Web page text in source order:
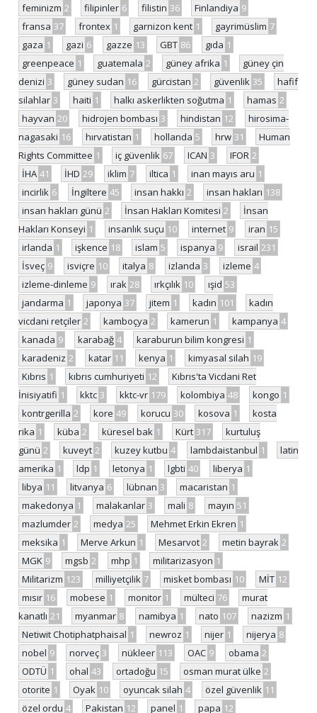
feminizm 2 filipinler 6 filistin 36 Finlandiya 9
fransa 37 frontex 1 garnizon kent 1 gayrimüslim 7
gaza 1 gazi 6 gazze 13 GBT 86 gıda 1
greenpeace 1 guatemala 2 güney afrika 1
güney çin
denizi 3 güney sudan 16 gürcistan 2 güvenlik 35
hafif
silahlar 3 haiti 1 halkı askerlikten soğutma 1 hamas 2
hayvan 20 hidrojen bombası 3 hindistan 12
hirosima-
nagasaki 16 hırvatistan 1 hollanda 5 hrw 31
Human
Rights Committee 1 iç güvenlik 67 ICAN 3 IFOR 2
İHA 41 İHD 29 iklim 7 iltica 1 inan mayıs aru 1
incirlik 6 İngiltere 45 insan hakkı 2 insan hakları 138
insan hakları günü 2 İnsan Hakları Komitesi 2
İnsan
Hakları Konseyi 1 insanlık suçu 10 internet 9 iran 15
irlanda 1 işkence 18 islam 5 ispanya 9 israil 231
İsveç 9 isviçre 10 italya 8 izlanda 3 izleme 4
izleme-dinleme 9 ırak 28 ırkçılık 10 ışid 53
jandarma 1 japonya 37 jitem 1 kadın 101
kadın
vicdani retçiler 2 kamboçya 2 kamerun 1 kampanya 4
kanada 9 karabağ 4 karaburun bilim kongresi 1
karadeniz 2 katar 11 kenya 1 kimyasal silah 19
Kıbrıs 1 kıbrıs cumhuriyeti 12
Kıbrıs'ta Vicdani Ret
İnisiyatifi 1 kktc 3 kktc-vr 179 kolombiya 48 kongo 1
kontrgerilla 2 kore 49 korucu 30 kosova 1
kosta
rika 1 küba 2 küresel bak 1 Kürt 317
kurtuluş
günü 2 kuveyt 2 kuzey kutbu 4 lambdaistanbul 1
latin
amerika 1 ldp 1 letonya 1 lgbti 40 liberya 1
libya 11 litvanya 6 lübnan 3 macaristan 1
makedonya 1 malakanlar 3 mali 8 mayın 51
mazlumder 2 medya 25 Mehmet Erkin Ekren 1
meksika 1 Merve Arkun 1 Mesarvot 2 metin bayrak 2
MGK 9 mgsb 2 mhp 1 militarizasyon 1
Militarizm 123 milliyetçilik 7 misket bombası 10 MİT 12
mısır 16 mobese 1 monitor 1 mülteci 76
murat
kanatlı 21 myanmar 8 namibya 1 nato 107 nazizm 1
Netiwit Chotiphatphaisal 1 newroz 1 nijer 1 nijerya 8
nobel 9 norveç 3 nükleer 113 OAC 9 obama 2
ODTÜ 1 ohal 43 ortadoğu 15 osman murat ülke 2
otorite 1 Oyak 10 oyuncak silah 4 özel güvenlik 11
özel ordu 4 Pakistan 12 panel 1 papa 12